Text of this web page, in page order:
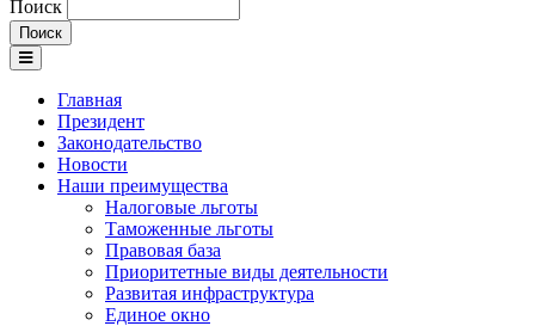
Поиск
Главная
Президент
Законодательство
Новости
Наши преимущества
Налоговые льготы
Таможенные льготы
Правовая база
Приоритетные виды деятельности
Развитая инфраструктура
Единое окно